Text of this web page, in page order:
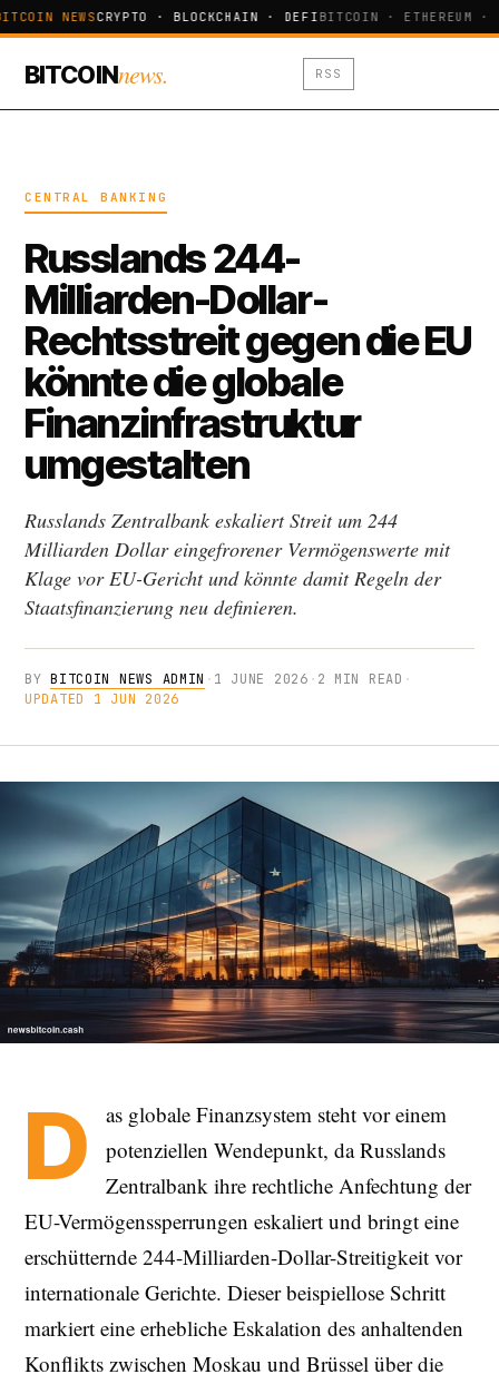
NEWSCRYPTO · BLOCKCHAIN · DEFIBITCOIN · ETHEREUM ·
BITCOINnews. RSS
CENTRAL BANKING
Russlands 244-
Milliarden-Dollar-
Rechtsstreit gegen die EU
könnte die globale
Finanzinfrastruktur
umgestalten
Russlands Zentralbank eskaliert Streit um 244
Milliarden Dollar eingefrorener Vermögenswerte mit
Klage vor EU-Gericht und könnte damit Regeln der
Staatsfinanzierung neu definieren.
BYBITCOIN NEWS ADMIN · 1 JUNE 2026 · 2 MIN READ ·
UPDATED 1 JUN 2026
D
as globale Finanzsystem steht vor einem
potenziellen Wendepunkt, da Russlands
Zentralbank ihre rechtliche Anfechtung der
EU-Vermögenssperrungen eskaliert und bringt eine
erschütternde 244-Milliarden-Dollar-Streitigkeit vor
internationale Gerichte. Dieser beispiellose Schritt
markiert eine erhebliche Eskalation des anhaltenden
Konflikts zwischen Moskau und Brüssel über die